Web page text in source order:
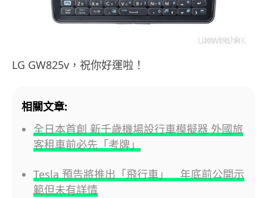
LG GW825v，祝你好運啦！
相關文章:
全日本首創 新千歲機場設行車模擬器 外國旅
客租車前必先「考牌」
Tesla 預告將推出「飛行車」 年底前公開示
範但未有詳情